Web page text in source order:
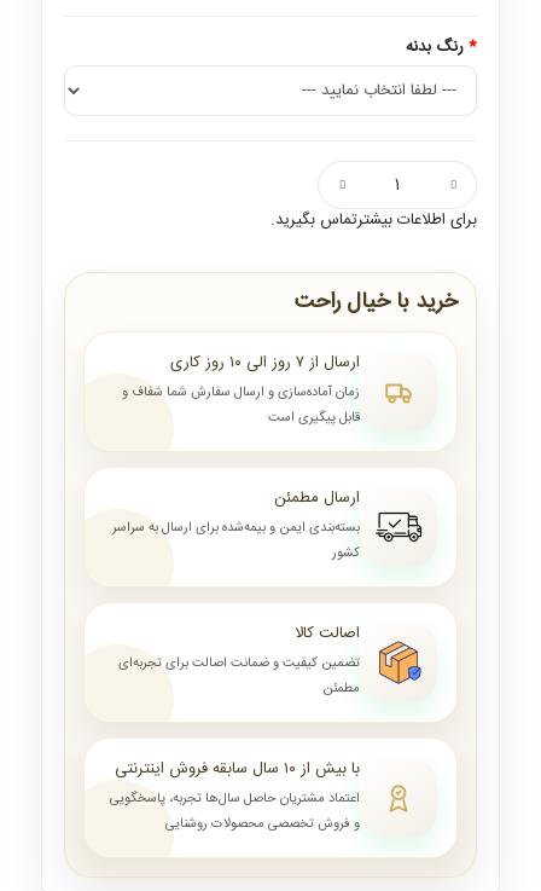
رنگ بدنه
برای اطلاعات بیشترتماس بگیرید.
خرید با خیال راحت
ارسال از ۷ روز الی ۱۰ روز کاری
زمان آماده‌سازی و ارسال سفارش شما شفاف و
قابل پیگیری است
ارسال مطمئن
بسته‌بندی ایمن و بیمه‌شده برای ارسال به سراسر
کشور
اصالت کالا
تضمین کیفیت و ضمانت اصالت برای تجربه‌ای
مطمئن
با بیش از ۱۰ سال سابقه فروش اینترنتی
اعتماد مشتریان حاصل سال‌ها تجربه، پاسخگویی
و فروش تخصصی محصولات روشنایی